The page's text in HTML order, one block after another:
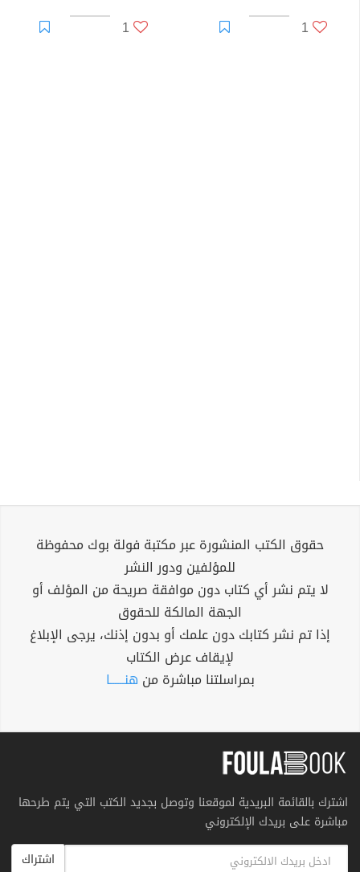
1
1
حقوق الكتب المنشورة عبر مكتبة فولة بوك محفوظة
للمؤلفين ودور النشر
لا يتم نشر أي كتاب دون موافقة صريحة من المؤلف أو
الجهة المالكة للحقوق
إذا تم نشر كتابك دون علمك أو بدون إذنك، يرجى الإبلاغ
لإيقاف عرض الكتاب
بمراسلتنا مباشرة من هنــــــا
اشترك بالقائمة البريدية لموقعنا وتوصل بجديد الكتب التي يتم طرحها
مباشرة على بريدك الإلكتروني
اشتراك